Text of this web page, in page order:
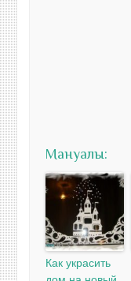
Мануалы:
Как украсить